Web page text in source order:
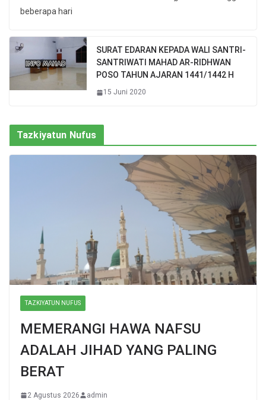
beberapa hari
SURAT EDARAN KEPADA WALI SANTRI-
SANTRIWATI MAHAD AR-RIDHWAN
POSO TAHUN AJARAN 1441/1442 H
15 Juni 2020
Tazkiyatun Nufus
TAZKIYATUN NUFUS
MEMERANGI HAWA NAFSU
ADALAH JIHAD YANG PALING
BERAT
2 Agustus 2026 admin